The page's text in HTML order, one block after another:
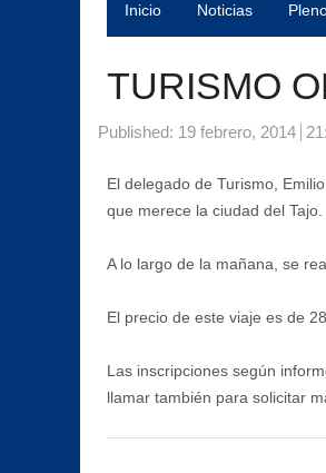
Inicio Noticias
TURISMO
Published: 19 febrero, 2014
El delegado de Turismo,
que merece la ciudad del Tajo.
A lo largo de la mañana, se
El precio de este viaje es de
Las inscripciones según
llamar también para solicitar